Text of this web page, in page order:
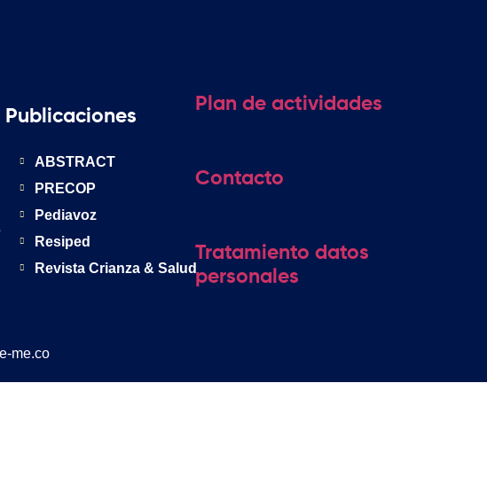
Publicaciones
ABSTRACT
PRECOP
Pediavoz
Resiped
Revista Crianza & Salud
Plan de actividades
Contacto
Tratamiento datos
personales
me.co